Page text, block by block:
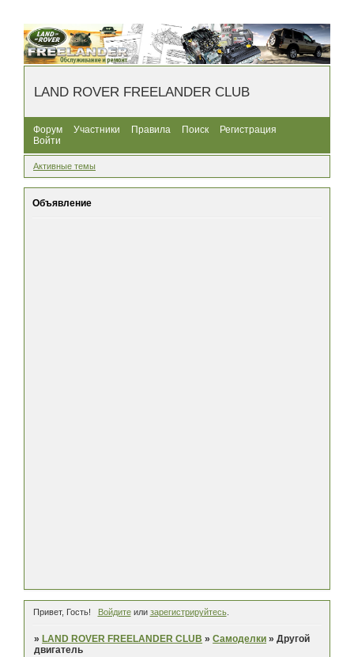
LAND ROVER FREELANDER CLUB
Форум Участники Правила Поиск
Регистрация
Войти
Активные темы
Объявление
Привет, Гость! Войдитеили зарегистрируйтесь.
» LAND ROVER FREELANDER CLUB »Самоделки »Другой
двигатель